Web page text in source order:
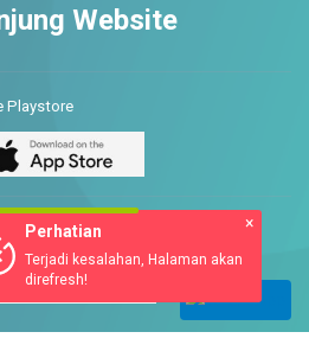
Website
Playstore
& App Store ×
Perhatian
Terjadi kesalahan, Halaman akan
direfresh!